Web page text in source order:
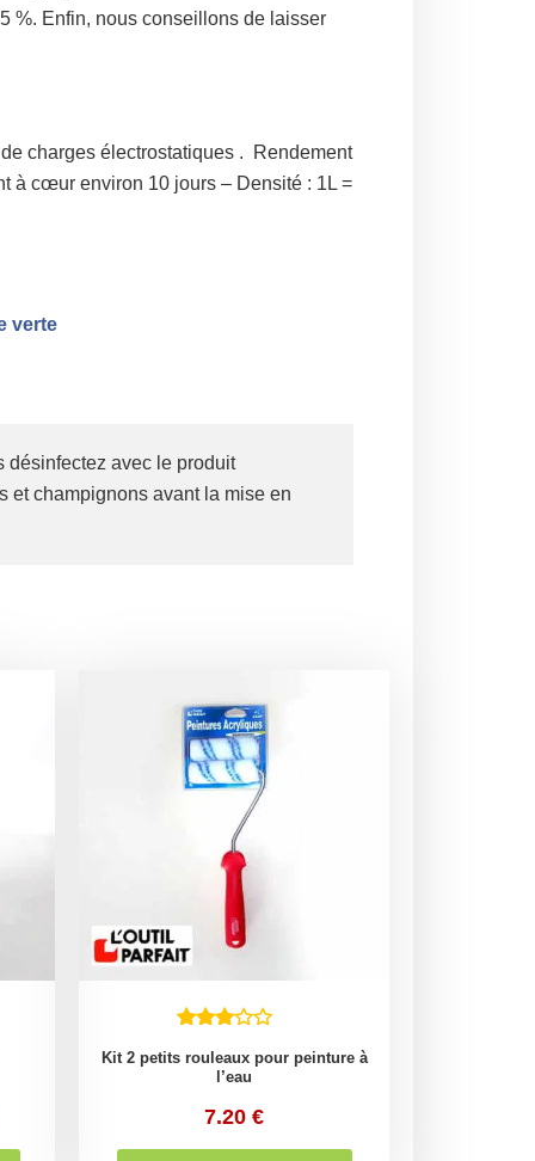
%. Enfin, nous conseillons de laisser
charges électrostatiques . Rendement
à cœur environ 10 jours – Densité : 1L =
verte
désinfectez avec le produit
et champignons avant la mise en
Kit 2 petits rouleaux pour peinture à
l’eau
7.20 €